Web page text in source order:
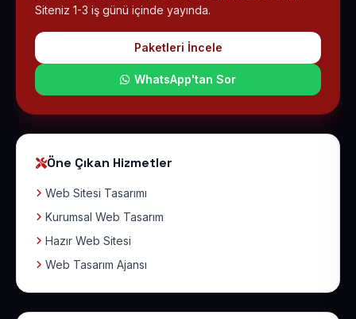
Siteniz 1-3 iş günü içinde yayında.
Paketleri İncele
WhatsApp'tan Sor
Öne Çıkan Hizmetler
Web Sitesi Tasarımı
Kurumsal Web Tasarım
Hazır Web Sitesi
Web Tasarım Ajansı